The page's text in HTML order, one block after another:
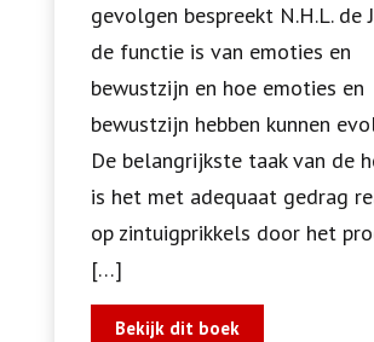
gevolgen bespreekt N.H.L. de
de functie is van emoties en
bewustzijn en hoe emoties en
bewustzijn hebben kunnen
De belangrijkste taak van de
is het met adequaat gedrag
op zintuigprikkels door het
[…]
Bekijk dit boek